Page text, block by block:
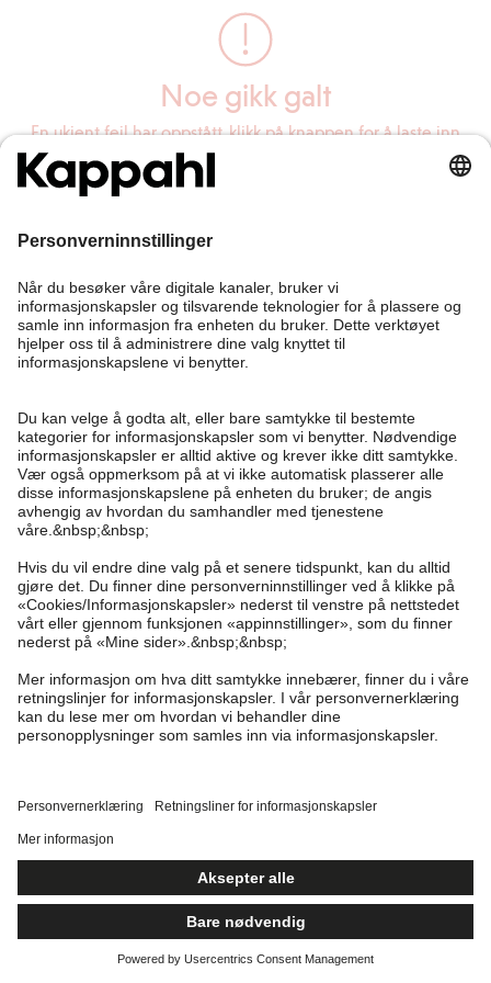
Noe gikk galt
En ukjent feil har oppstått, klikk på knappen for å laste inn
siden på nytt.